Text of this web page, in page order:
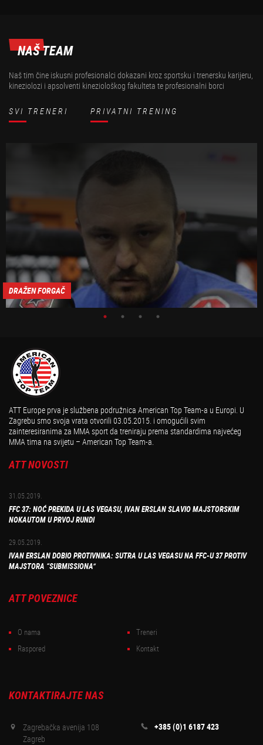
NAŠ TEAM
Naš tim čine iskusni profesionalci dokazani kroz sportsku i trenersku karijeru,
kineziolozi i apsolventi kineziološkog fakulteta te profesionalni borci
SVI TRENERI PRIVATNI TRENING
DRAŽEN FORGAČ
ATT Europe prva je službena podružnica American Top Team-a u Europi. U
Zagrebu smo svoja vrata otvorili 03.05.2015. i omogućili svim
zainteresiranima za MMA sport da treniraju prema standardima najvećeg
MMA tima na svijetu – American Top Team-a.
ATT NOVOSTI
31.05.2019.
FFC 37: NOĆ PREKIDA U LAS VEGASU, IVAN ERSLAN SLAVIO MAJSTORSKIM
NOKAUTOM U PRVOJ RUNDI
29.05.2019.
IVAN ERSLAN DOBIO PROTIVNIKA: SUTRA U LAS VEGASU NA FFC-U 37 PROTIV
MAJSTORA “SUBMISSIONA”
ATT POVEZNICE
O nama
Treneri
Raspored
Kontakt
KONTAKTIRAJTE NAS
Zagrebačka avenija 108
Zagreb
+385 (0)1 6187 423